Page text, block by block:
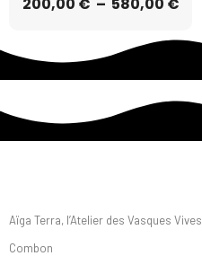
Aïga Terra, l’Atelier des Vasques Vives
Combon